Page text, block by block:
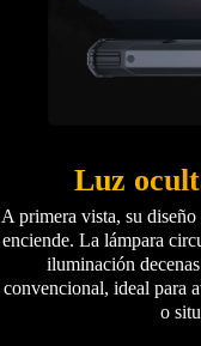
Luz
A primera vista, su
enciende. La lámpara
iluminación
convencional, ideal para
o